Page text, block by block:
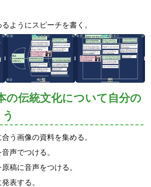
ようにスピーチを書く。
の伝統文化について自分の
う画像の資料を集める。
声でつける。
稿に音声をつける。
表する。